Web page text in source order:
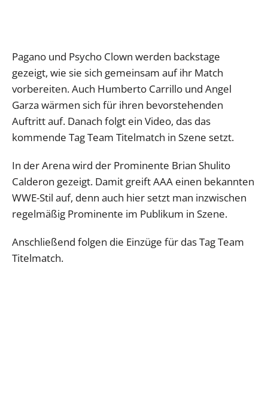
Pagano und Psycho Clown werden backstage
gezeigt, wie sie sich gemeinsam auf ihr Match
vorbereiten. Auch Humberto Carrillo und Angel
Garza wärmen sich für ihren bevorstehenden
Auftritt auf. Danach folgt ein Video, das das
kommende Tag Team Titelmatch in Szene setzt.
In der Arena wird der Prominente Brian Shulito
Calderon gezeigt. Damit greift AAA einen bekannten
WWE-Stil auf, denn auch hier setzt man inzwischen
regelmäßig Prominente im Publikum in Szene.
Anschließend folgen die Einzüge für das Tag Team
Titelmatch.